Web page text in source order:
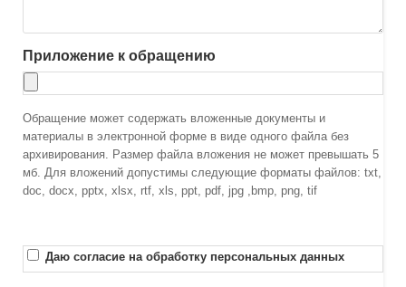
Приложение к обращению
Обращение может содержать вложенные документы и
материалы в электронной форме в виде одного файла без
архивирования. Размер файла вложения не может превышать 5
мб. Для вложений допустимы следующие форматы файлов: txt,
doc, docx, pptx, xlsx, rtf, xls, ppt, pdf, jpg ,bmp, png, tif
Даю согласие на обработку персональных данных